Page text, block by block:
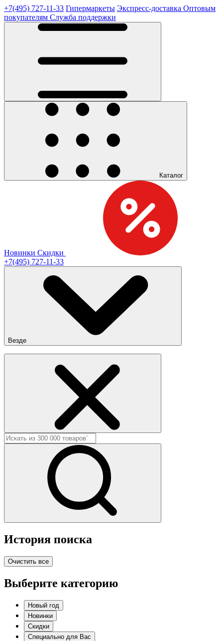
+7(495) 727-11-33 Гипермаркеты Экспресс-доставка Оптовым
покупателям Служба поддержки
Каталог
Новинки Скидки
+7(495) 727-11-33
Везде
История поиска
Очистить все
Выберите категорию
Новый год
Новинки
Скидки
Специально для Вас